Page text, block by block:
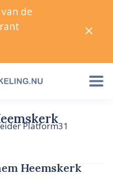
Platform31
Heemskerk
de